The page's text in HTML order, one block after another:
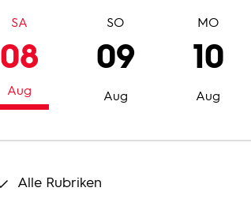
08
Aug
SA
09
Aug
SO
10
Aug
MO
Alle Rubriken